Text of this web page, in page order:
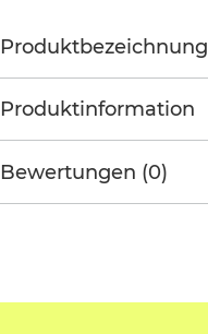
Produktbezeichnung
Produktinformation
Bewertungen (0)